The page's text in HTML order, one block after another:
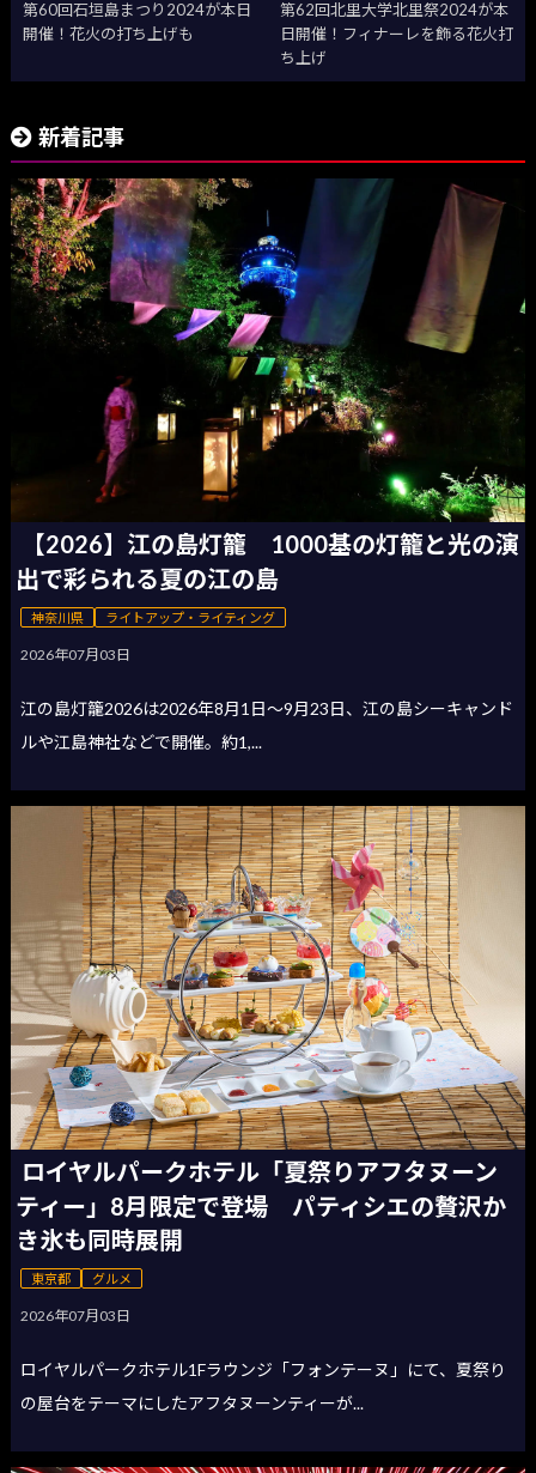
第60回石垣島まつり2024が本日
開催！花火の打ち上げも
第62回北里大学北里祭2024が本
日開催！フィナーレを飾る花火打
ち上げ
新着記事
【2026】江の島灯籠 1000基の灯籠と光の演
出で彩られる夏の江の島
神奈川県 ライトアップ・ライティング
2026年07月03日
江の島灯籠2026は2026年8月1日〜9月23日、江の島シーキャンド
ルや江島神社などで開催。約1,...
ロイヤルパークホテル「夏祭りアフタヌーン
ティー」8月限定で登場 パティシエの贅沢か
き氷も同時展開
東京都 グルメ
2026年07月03日
ロイヤルパークホテル1Fラウンジ「フォンテーヌ」にて、夏祭り
の屋台をテーマにしたアフタヌーンティーが...